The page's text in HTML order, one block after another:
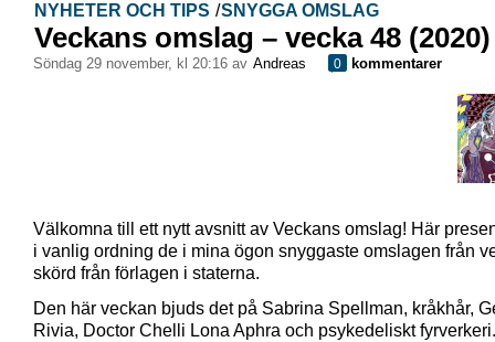
NYHETER OCH TIPS /SNYGGA OMSLAG
Veckans omslag – vecka 48 (2020)
söndag 29 november, kl 20:16 av Andreas 0 kommentarer
Välkomna till ett nytt avsnitt av Veckans omslag! Här
i vanlig ordning de i mina ögon snyggaste omslagen från
skörd från förlagen i staterna.
Den här veckan bjuds det på Sabrina Spellman, kråkhår,
Rivia, Doctor Chelli Lona Aphra och psykedeliskt